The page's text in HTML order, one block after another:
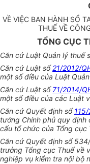
VỀ VIỆC BAN HÀNH SỔ
THUẾ VỀ
TỔNG CỤC
Căn cứ Luật Quản lý thuế
Căn cứ Luật số21/2012/
một số điều của Luật
Căn cứ Luật số71/2014/
một số điều của các Luật
Căn cứ Quyết định số
tướng Chính phủ quy định
cấu tổ chức của Tổng cục
Căn cứ Quyết định số
trưởng Tổng cục Thuế về
nghiệp vụ kiểm tra nội bộ